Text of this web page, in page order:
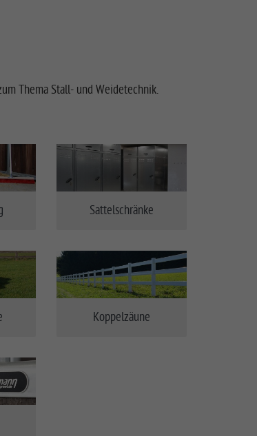
Thema Stall- und Weidetechnik.
Sattelschränke
Koppelzäune